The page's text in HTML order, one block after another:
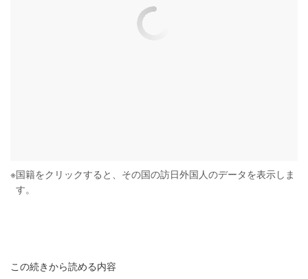
※国籍をクリックすると、その国の訪日外国人のデータを表示しま
す。
この続きから読める内容